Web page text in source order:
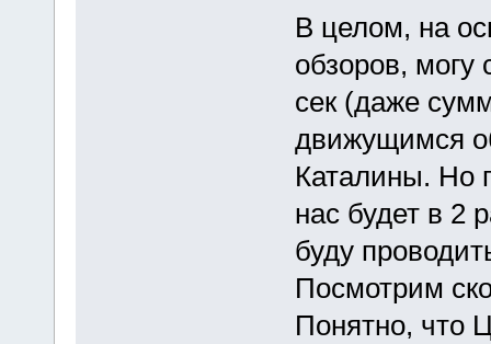
В целом, на
обзоров, могу
сек (даже
движущимся
Каталины. Но
нас будет в 2
буду
Посмотрим
Понятно, что